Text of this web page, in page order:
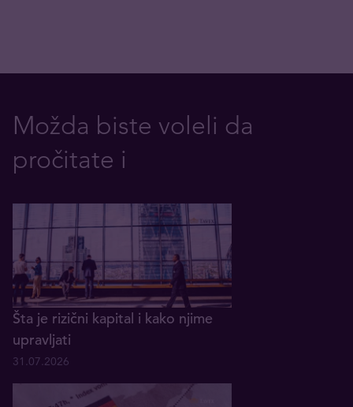
Možda biste voleli da
pročitate i
Šta je rizični kapital i kako njime
upravljati
31.07.2026